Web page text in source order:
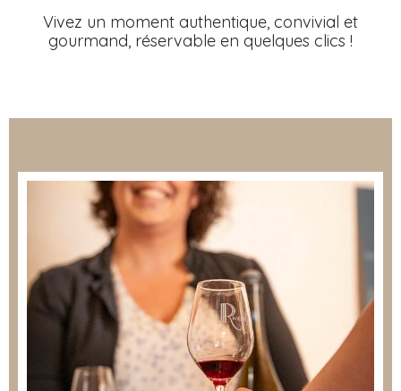
Vivez un moment authentique, convivial et
gourmand, réservable en quelques clics !